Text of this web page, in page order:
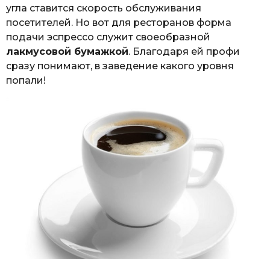
угла ставится скорость обслуживания
посетителей. Но вот для ресторанов форма
подачи эспрессо служит своеобразной
лакмусовой бумажкой. Благодаря ей профи
сразу понимают, в заведение какого уровня
попали!